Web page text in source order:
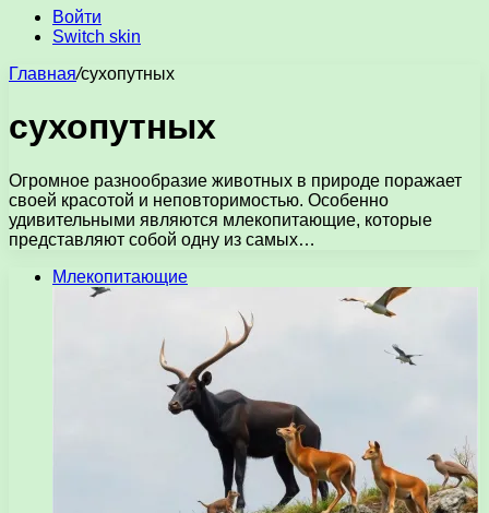
Войти
Switch skin
Главная/сухопутных
сухопутных
Огромное разнообразие животных в природе поражает
своей красотой и неповторимостью. Особенно
удивительными являются млекопитающие, которые
представляют собой одну из самых…
Млекопитающие